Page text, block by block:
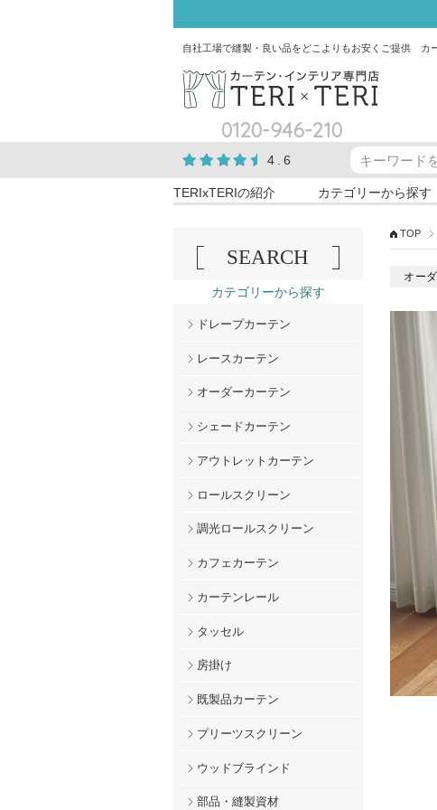
自社工場で縫製・良い品をどこよりもお安くご提供 カ
0120-946-210
4.6
TERIxTERIの紹介 カテゴリーから探す
TOP
オー
SEARCH
カテゴリーから探す
ドレープカーテン
レースカーテン
オーダーカーテン
シェードカーテン
アウトレットカーテン
ロールスクリーン
調光ロールスクリーン
カフェカーテン
カーテンレール
タッセル
房掛け
既製品カーテン
プリーツスクリーン
ウッドブラインド
部品・縫製資材